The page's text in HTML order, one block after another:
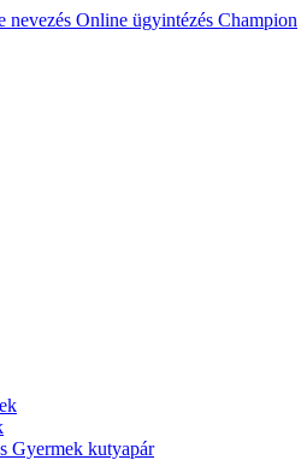
nevezés Online ügyintézés Champion
Gyermek kutyapár